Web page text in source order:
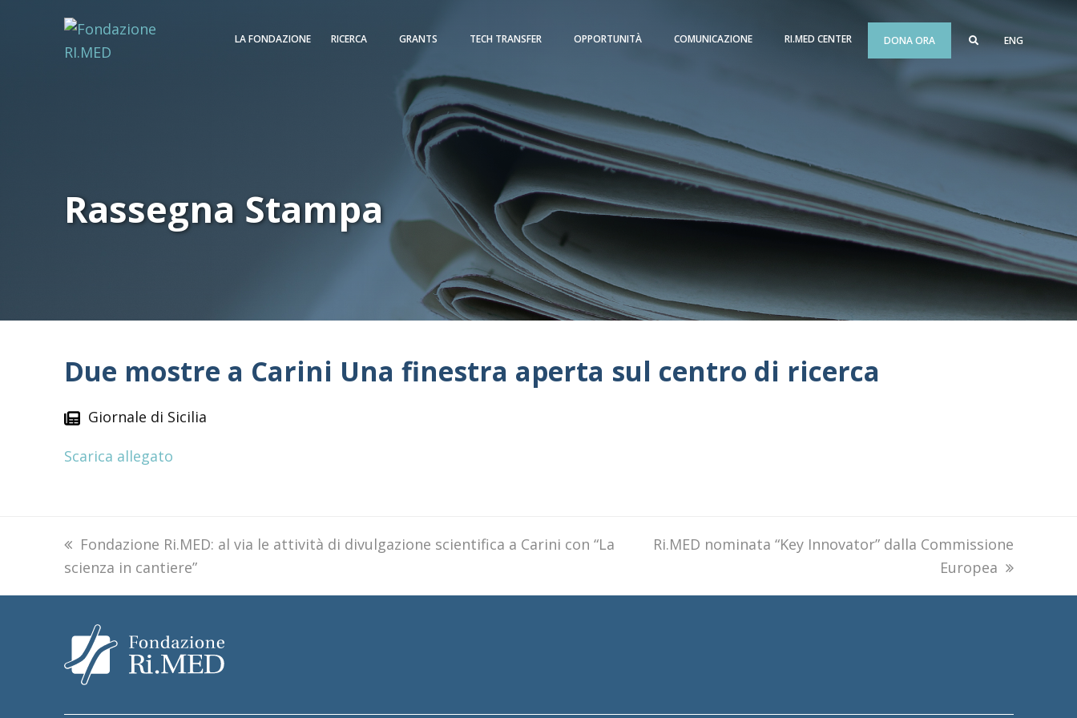
LA FONDAZIONE RICERCA GRANTS TECH TRANSFER OPPORTUNITÀ COMUNICAZIONE RI.MED CENTER DONA ORA ENG
Rassegna Stampa
Due mostre a Carini Una finestra aperta sul centro di ricerca
Giornale di Sicilia
Scarica allegato
previous
post:
Fondazione Ri.MED: al via le attività di divulgazione scientifica a Carini con “La
scienza in cantiere”
next
Ri.MED nominata “Key Innovator” dalla Commissione
Europea